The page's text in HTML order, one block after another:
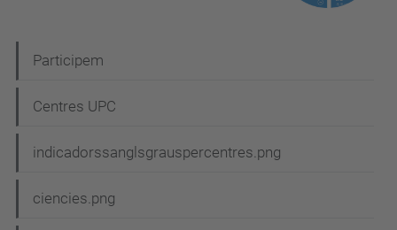
a
v
g
a
Participem
Centres UPC
indicadorssanglsgrauspercentres.png
ciencies.png